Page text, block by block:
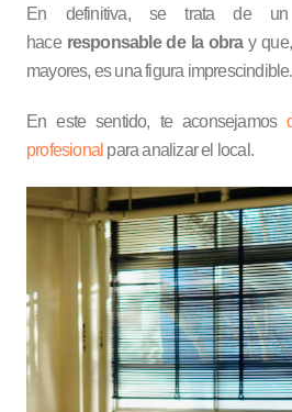
En definitiva, se trata de
hace responsable de la obray
mayores, es una figura imprescindible.
En este sentido, te aconsejamos
profesional para analizar el local.